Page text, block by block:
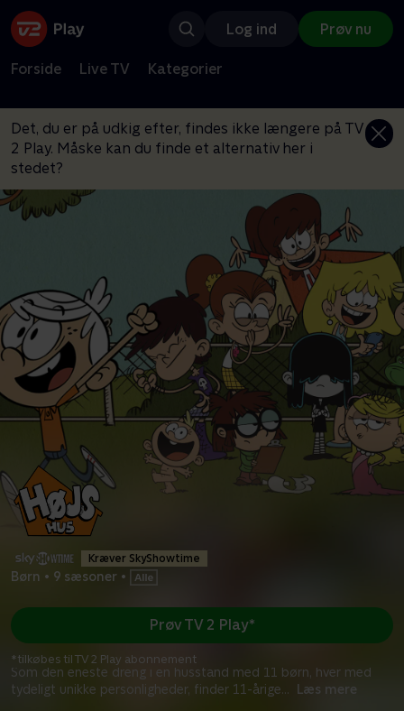
Log ind Prøv nu
Forside Live TV Kategorier
Det, du er på udkig efter, findes ikke længere på TV
2 Play. Måske kan du finde et alternativ her i
stedet?
Kræver SkyShowtime
Børn • 9 sæsoner •
Som den eneste dreng i en husstand med 11 børn, hver med
tydeligt unikke personligheder, finder 11-årige... Læs mere
Prøv TV 2 Play*
*tilkøbes til TV 2 Play abonnement